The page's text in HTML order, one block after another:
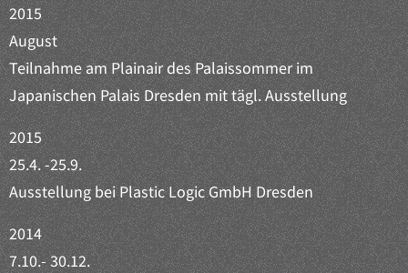
2015
August
Teilnahme am Plainair des Palaissommer im
Japanischen Palais Dresden mit tägl. Ausstellung
2015
25.4. -25.9.
Ausstellung bei Plastic Logic GmbH Dresden
2014
7.10.- 30.12.